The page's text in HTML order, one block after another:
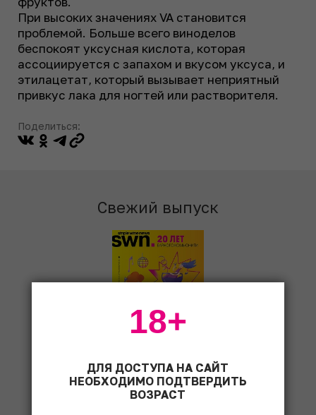
При высоких значениях VA становится
проблемой. Больше всего виноделов
беспокоят уксусная кислота, которая
ассоциируется с запахом и вкусом уксуса, и
этилацетат, который вызывает неприятный
привкус лака для ногтей или растворителя.
Поделиться:
Свежий выпуск
ЧИТАТЬ
ДЛЯ ДОСТУПА НА САЙТ
НЕОБХОДИМО ПОДТВЕРДИТЬ
ВОЗРАСТ
18+